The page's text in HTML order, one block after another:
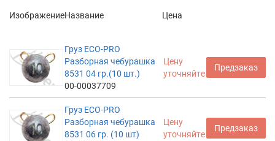
ИзображениеНазвание Цена
Груз ECO-PRO
Разборная чебурашка
8531 04 гр.(10 шт.)
00-00037709
Цену
уточняйте
Предзаказ
Груз ECO-PRO
Разборная чебурашка
8531 06 гр. (10 шт)
Цену
уточняйте
Предзаказ